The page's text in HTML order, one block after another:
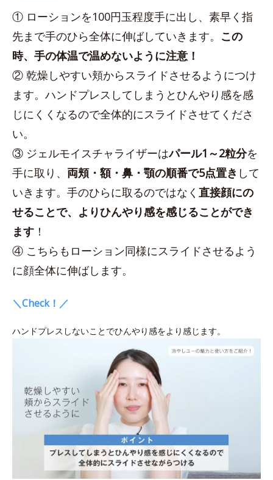
① ローションを100円玉程度手に出し、素早く指
先まで手のひら全体に伸ばしていきます。 この
時、手の体温で温めないように注意！
② 乾燥しやすい頬からスライドさせるようにつけ
ます。ハンドプレスしてしまうとひんやり感を感
じにくくなるので全体的にスライドさせてくださ
い。
③ ジェルモイスチャライザーはパール1～2粒分を
手に取り、 両頬・額・鼻・顎の順番で5点置き して
いきます。手のひらに取るのではなく 直接顔にの
せることで、よりひんやり感を感じることができ
ます ！
④ こちらもローション同様にスライドさせるよう
に顔全体に伸ばします。
＼Check！／
ハンドプレスしないことでひんやり感をより感じます。